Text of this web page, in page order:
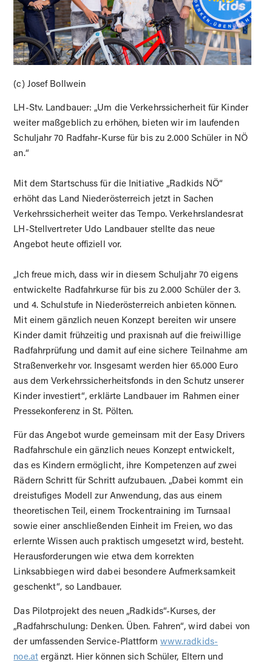
(c) Josef Bollwein
LH-Stv. Landbauer: „Um die Verkehrssicherheit für Kinder
weiter maßgeblich zu erhöhen, bieten wir im laufenden
Schuljahr 70 Radfahr-Kurse für bis zu 2.000 Schüler in NÖ
an.“
Mit dem Startschuss für die Initiative „Radkids NÖ“
erhöht das Land Niederösterreich jetzt in Sachen
Verkehrssicherheit weiter das Tempo. Verkehrslandesrat
LH-Stellvertreter Udo Landbauer stellte das neue
Angebot heute offiziell vor.
„Ich freue mich, dass wir in diesem Schuljahr 70 eigens
entwickelte Radfahrkurse für bis zu 2.000 Schüler der 3.
und 4. Schulstufe in Niederösterreich anbieten können.
Mit einem gänzlich neuen Konzept bereiten wir unsere
Kinder damit frühzeitig und praxisnah auf die freiwillige
Radfahrprüfung und damit auf eine sichere Teilnahme am
Straßenverkehr vor. Insgesamt werden hier 65.000 Euro
aus dem Verkehrssicherheitsfonds in den Schutz unserer
Kinder investiert“, erklärte Landbauer im Rahmen einer
Pressekonferenz in St. Pölten.
Für das Angebot wurde gemeinsam mit der Easy Drivers
Radfahrschule ein gänzlich neues Konzept entwickelt,
das es Kindern ermöglicht, ihre Kompetenzen auf zwei
Rädern Schritt für Schritt aufzubauen. „Dabei kommt ein
dreistufiges Modell zur Anwendung, das aus einem
theoretischen Teil, einem Trockentraining im Turnsaal
sowie einer anschließenden Einheit im Freien, wo das
erlernte Wissen auch praktisch umgesetzt wird, besteht.
Herausforderungen wie etwa dem korrekten
Linksabbiegen wird dabei besondere Aufmerksamkeit
geschenkt“, so Landbauer.
Das Pilotprojekt des neuen „Radkids“-Kurses, der
„Radfahrschulung: Denken. Üben. Fahren“, wird dabei von
der umfassenden Service-Plattform www.radkids-
noe.at ergänzt. Hier können sich Schüler, Eltern und